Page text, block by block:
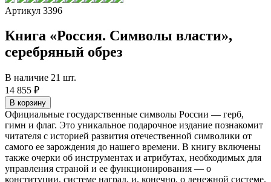
Артикул 3396
Книга «Россия. Символы власти»,
серебряный обрез
В наличие 21 шт.
14 855 ₽
Официальные государственные символы России — герб,
гимн и флаг. Это уникальное подарочное издание познакомит
читателя с историей развития отечественной символики от
самого ее зарождения до нашего времени. В книгу включены
также очерки об инструментах и атрибутах, необходимых для
управления страной и ее функционирования — о
конституции, системе наград, и, конечно, о денежной системе.